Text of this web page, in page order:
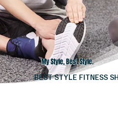
My Style, Best Style.
​BEST STYLE FITNESS